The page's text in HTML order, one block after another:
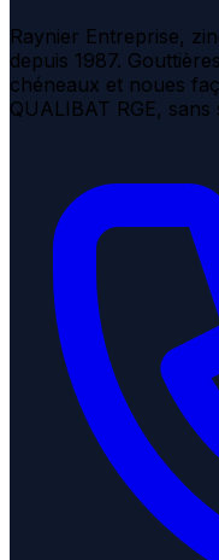
Raynier Entreprise,
depuis 1987.
chéneaux et noues
QUALIBAT RGE,